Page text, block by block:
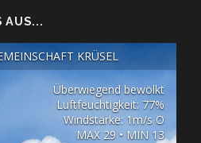
AUS...
KRÜSEL
Überwiegend bewölkt
Luftfeuchtigkeit: 77%
Windstärke: 1m/s O
MAX 29 • MIN 13